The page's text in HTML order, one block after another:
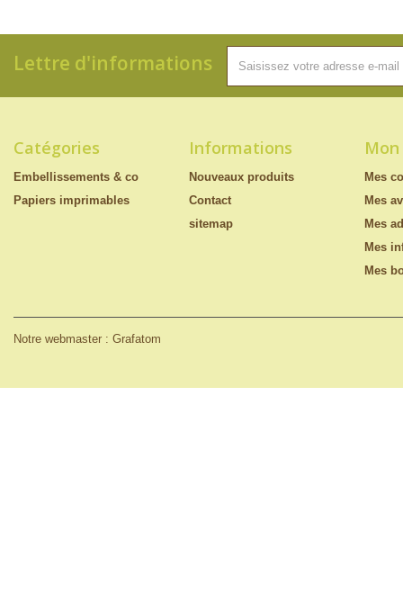
Lettre d'informations
Catégories
Embellissements & co
Papiers imprimables
Informations
Nouveaux produits
Contact
sitemap
Notre webmaster : Grafatom
Mes
Mes
Mes
Mes
Mes